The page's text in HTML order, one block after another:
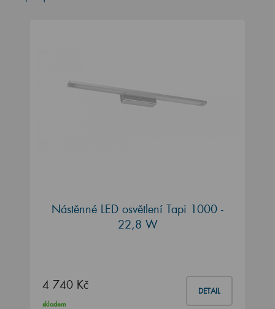
Nástěnné LED osvětlení Tapi 1000 -
22,8 W
4 740 Kč DETAIL
skladem